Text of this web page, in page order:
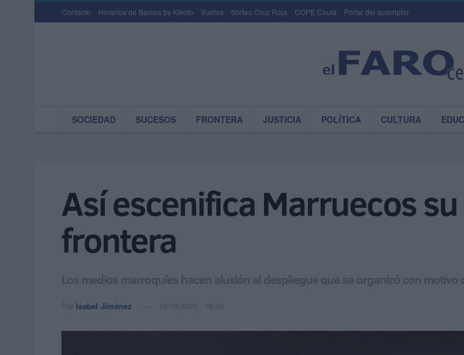
Contacto Horarios de Barcos by Kikoto Vuelos Sorteo Cruz Roja COPE Ceuta Portal del suscriptor
SOCIEDAD SUCESOS FRONTERA JUSTICIA POLÍTICA CULTURA
Así escenifica Marruecos
frontera
Los medios marroquíes hacen alusión al despliegue que se organizó con
Por Isabel Jiménez 18/10/2025 - 18:59